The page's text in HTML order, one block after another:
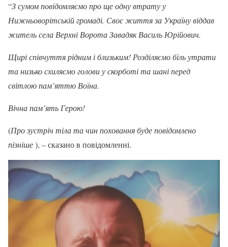
“З сумом повідомляємо про ще одну втрату у
Нижньоворітській громаді. Своє життя за Україну віддав
житель села Верхні Ворота Завадяк Василь Юрійович.
Щирі співчуття рідним і близьким! Розділяємо біль утрати
та низько схиляємо голови у скорботі та шані перед
світлою пам’яттю Воїна.
Вічна пам’ять Герою!
(Про зустріч тіла та чин поховання буде повідомлено
пізніше), – сказано в повідомленні.